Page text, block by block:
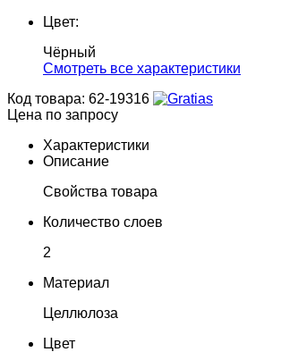
Цвет:
Чёрный
Cмотреть все характеристики
Код товара: 62-19316
Цена по запросу
Характеристики
Описание
Свойства товара
Количество слоев
2
Материал
Целлюлоза
Цвет